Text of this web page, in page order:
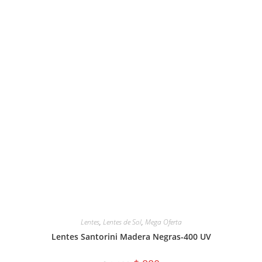
Lentes, Lentes de Sol, Mega Oferta
Lentes Santorini Madera Negras-400 UV